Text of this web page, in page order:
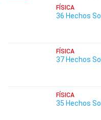
FÍSICA
36 Hechos
FÍSICA
37 Hechos
FÍSICA
35 Hechos